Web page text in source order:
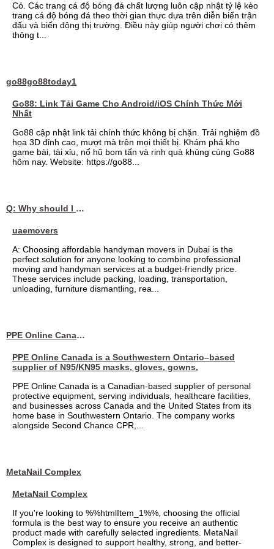
Có. Các trang cá độ bóng đá chất lượng luôn cập nhật tỷ lệ kèo
trang cá độ bóng đá theo thời gian thực dựa trên diễn biến trận
đấu và biến động thị trường. Điều này giúp người chơi có thêm
thông t...
go88go88today1
Go88: Link Tải Game Cho Android/iOS Chính Thức Mới
Nhất
Go88 cập nhật link tải chính thức không bị chặn. Trải nghiệm đồ
họa 3D đỉnh cao, mượt mà trên mọi thiết bị. Khám phá kho
game bài, tài xỉu, nổ hũ bom tấn và rinh quà khủng cùng Go88
hôm nay. Website: https://go88...
Q: Why should I choose affordable handyman movers in Dubai for my relocation and maintenance needs?
uaemovers
A: Choosing affordable handyman movers in Dubai is the
perfect solution for anyone looking to combine professional
moving and handyman services at a budget-friendly price.
These services include packing, loading, transportation,
unloading, furniture dismantling, rea...
PPE Online Canada – Bulk PPE Supplier | N95, Gloves, Masks & Medical Supplies
PPE Online Canada is a Southwestern Ontario–based
supplier of N95/KN95 masks, gloves, gowns,
PPE Online Canada is a Canadian-based supplier of personal
protective equipment, serving individuals, healthcare facilities,
and businesses across Canada and the United States from its
home base in Southwestern Ontario. The company works
alongside Second Chance CPR,...
MetaNail Complex
MetaNail Complex
If you're looking to %%htmlItem_1%%, choosing the official
formula is the best way to ensure you receive an authentic
product made with carefully selected ingredients. MetaNail
Complex is designed to support healthy, strong, and better-